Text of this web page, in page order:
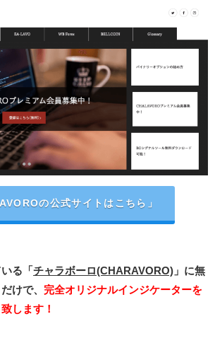
の公式サイトはこちら」
る「 チャラボーロ(CHARAVORO) 」に無
けで、 完全オリジナルインジケーターを
します！